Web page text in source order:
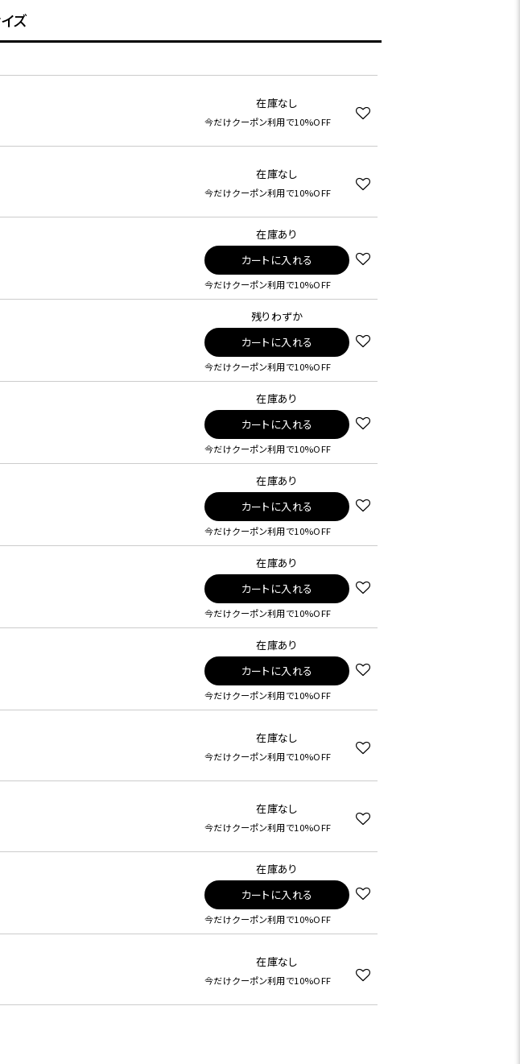
ズ
在庫なし
今だけクーポン利用で10%OFF
在庫なし
今だけクーポン利用で10%OFF
在庫あり
カートに入れる
今だけクーポン利用で10%OFF
残りわずか
カートに入れる
今だけクーポン利用で10%OFF
在庫あり
カートに入れる
今だけクーポン利用で10%OFF
在庫あり
カートに入れる
今だけクーポン利用で10%OFF
在庫あり
カートに入れる
今だけクーポン利用で10%OFF
在庫あり
カートに入れる
今だけクーポン利用で10%OFF
在庫なし
今だけクーポン利用で10%OFF
在庫なし
今だけクーポン利用で10%OFF
在庫あり
カートに入れる
今だけクーポン利用で10%OFF
在庫なし
今だけクーポン利用で10%OFF